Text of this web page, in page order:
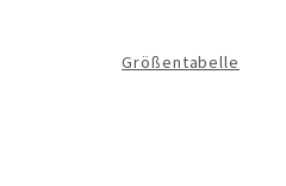
Größentabelle